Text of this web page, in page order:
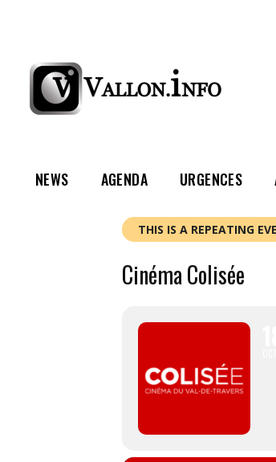
NEWS AGENDA URGENCES
THIS IS A REPEATING
Cinéma Colisée